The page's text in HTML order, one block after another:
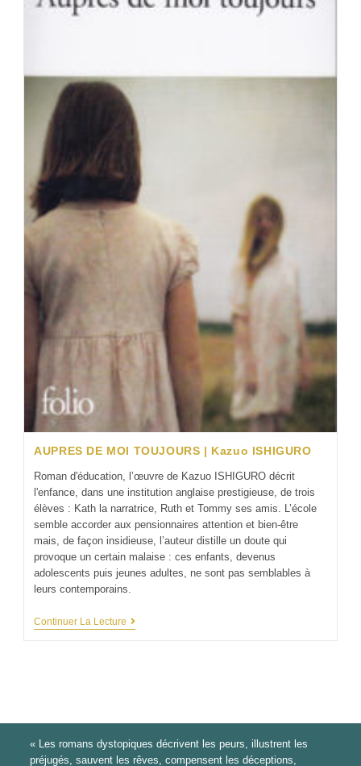
AUPRES DE MOI TOUJOURS | Kazuo ISHIGURO
Roman d'éducation, l’œuvre de Kazuo ISHIGURO décrit
l'enfance, dans une institution anglaise prestigieuse, de trois
élèves : Kath la narratrice, Ruth et Tommy ses amis. L’école
semble accorder aux pensionnaires attention et bien-être
mais, de façon insidieuse, l’auteur distille un doute qui
provoque un certain malaise : ces enfants, devenus
adolescents puis jeunes adultes, ne sont pas semblables à
leurs contemporains.
Continuer La Lecture
« Les romans dystopiques décrivent les peurs, illustrent les
préjugés, sauvent les rêves, compensent les déceptions,